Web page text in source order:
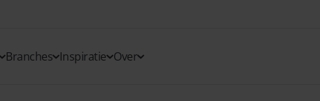
Branches Inspiratie Over